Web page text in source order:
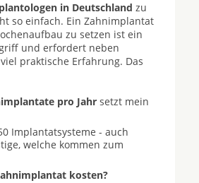
in Deutschland zu
so einfach. Ein Zahnimplantat
zu setzen ist ein
und erfordert neben
praktische Erfahrung. Das
pro Jahr setzt mein
Implantatsysteme - auch
welche kommen zum
kosten?